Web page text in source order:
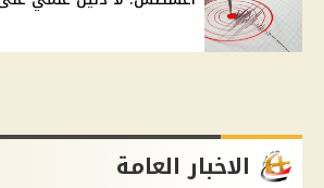
الاخبار العامة